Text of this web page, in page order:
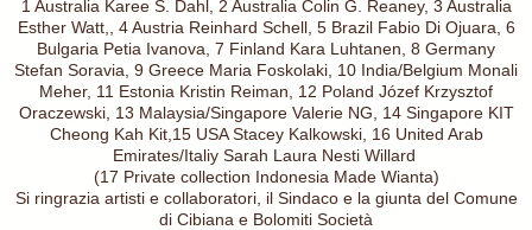
1 Australia Karee S. Dahl, 2 Australia Colin G. Reaney, 3 Australia
Esther Watt,, 4 Austria Reinhard Schell, 5 Brazil Fabio Di Ojuara, 6
Bulgaria Petia Ivanova, 7 Finland Kara Luhtanen, 8 Germany
Stefan Soravia, 9 Greece Maria Foskolaki, 10 India/Belgium Monali
Meher, 11 Estonia Kristin Reiman, 12 Poland Józef Krzysztof
Oraczewski, 13 Malaysia/Singapore Valerie NG, 14 Singapore KIT
Cheong Kah Kit,15 USA Stacey Kalkowski, 16 United Arab
Emirates/Italiy Sarah Laura Nesti Willard
(17 Private collection Indonesia Made Wianta)
Si ringrazia artisti e collaboratori, il Sindaco e la giunta del Comune
di Cibiana e Bolomiti Società